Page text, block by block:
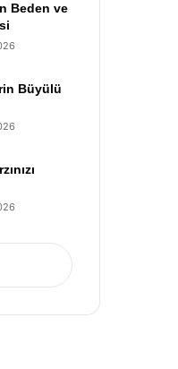
Beden ve
Büyülü